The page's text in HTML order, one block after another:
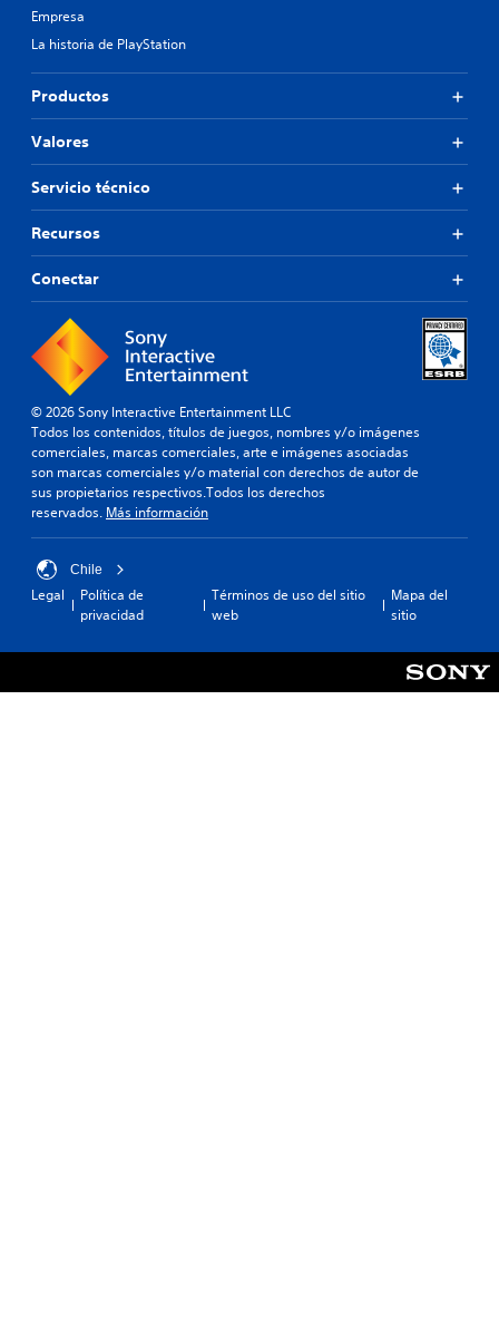
Empresa
La historia de PlayStation
Productos
Valores
Servicio técnico
Recursos
Conectar
© 2026 Sony Interactive Entertainment LLC
Todos los contenidos, títulos de juegos, nombres y/o imágenes
comerciales, marcas comerciales, arte e imágenes asociadas
son marcas comerciales y/o material con derechos de autor de
sus propietarios respectivos.Todos los derechos
reservados. Más información
Chile
Legal
Política de
privacidad
Términos de uso del sitio
web
Mapa del
sitio